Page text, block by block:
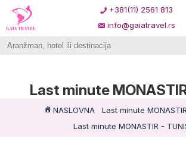
+381(11) 2561 813
info@gaiatravel.rs
Last minute
NASLOVNA
Last minute
Last minute MONASTIR -